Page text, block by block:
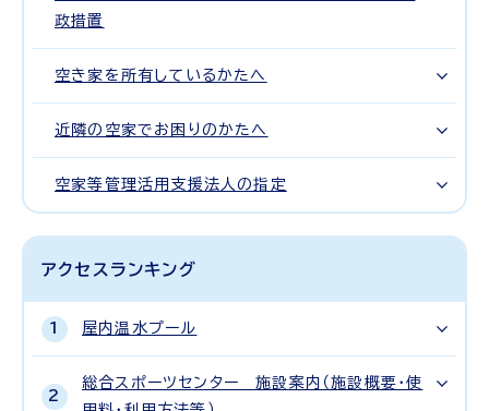
政措置
空き家を所有しているかたへ
近隣の空家でお困りのかたへ
空家等管理活用支援法人の指定
アクセスランキング
屋内温水プール
総合スポーツセンター 施設案内（施設概要・使